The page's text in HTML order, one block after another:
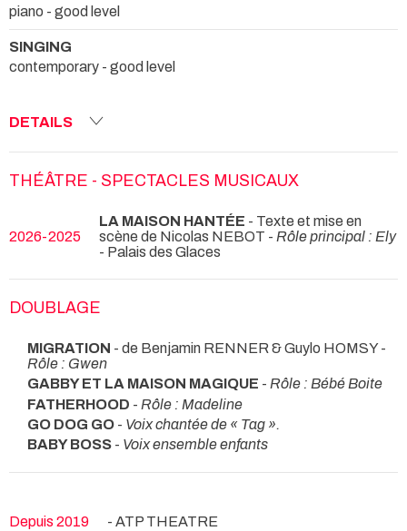
piano - good level
SINGING
contemporary - good level
DETAILS
THÉÂTRE - SPECTACLES MUSICAUX
2026-2025
LA MAISON HANTÉE - Texte et mise en
scène de Nicolas NEBOT - Rôle principal : Ely
- Palais des Glaces
DOUBLAGE
MIGRATION - de Benjamin RENNER & Guylo HOMSY -
Rôle : Gwen
GABBY ET LA MAISON MAGIQUE - Rôle : Bébé Boite
FATHERHOOD - Rôle : Madeline
GO DOG GO - Voix chantée de « Tag ».
BABY BOSS - Voix ensemble enfants
Depuis 2019 - ATP THEATRE